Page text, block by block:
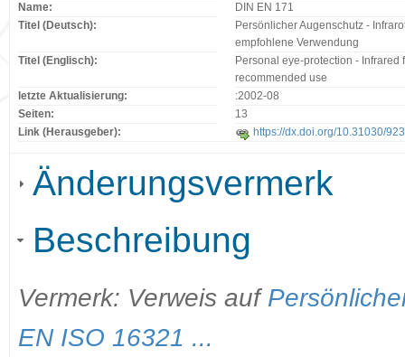
Name:
DIN EN 171
Titel (Deutsch):
Persönlicher Augenschutz -
empfohlene Verwendung
Titel (Englisch):
Personal eye-protection -
recommended use
letzte Aktualisierung:
:2002-08
Seiten:
13
Link (Herausgeber):
https://dx.doi.org/10.31030/
Änderungsvermerk
Beschreibung
Vermerk: Verweis auf
EN ISO 16321 ...